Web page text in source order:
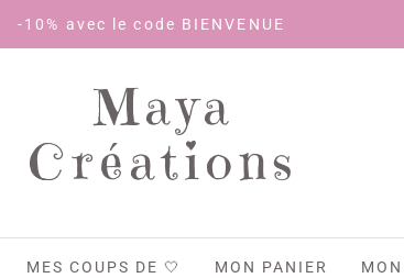
BIENVENUE
Maya
Créations
MES COUPS DE 🤍 MON PANIER